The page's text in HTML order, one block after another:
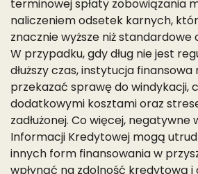
terminowej spłaty zobowiązania
naliczeniem odsetek karnych,
znacznie wyższe niż
W przypadku, gdy dług nie jest
dłuższy czas, instytucja
przekazać sprawę do windykacji,
dodatkowymi kosztami oraz
zadłużonej. Co więcej, negatywne
Informacji Kredytowej mogą
innych form finansowania w
wpłynąć na zdolność kredytową i